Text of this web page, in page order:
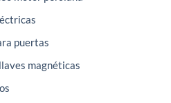
puertas
magnéticas